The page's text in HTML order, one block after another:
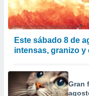
Este sábado 8 de
intensas, granizo y
Gran